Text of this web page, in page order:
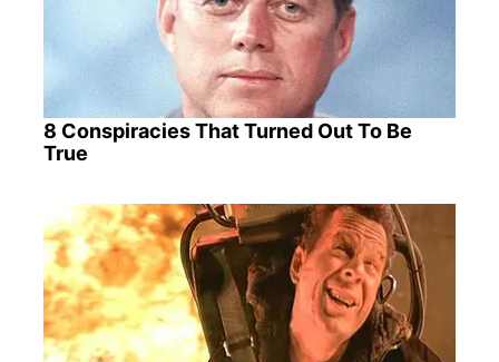
8 Conspiracies That Turned Out To Be
True